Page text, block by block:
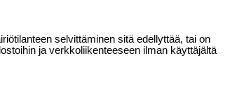
selvittäminen sitä edellyttää, tai on
ja verkkoliikenteeseen ilman käyttäjältä